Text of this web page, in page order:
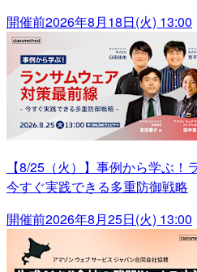
開催前2026年8月18日(火) 13:00
【8/25（火）】事例から学ぶ！
今すぐ実践できる多重防御戦略
開催前2026年8月25日(火) 13:00